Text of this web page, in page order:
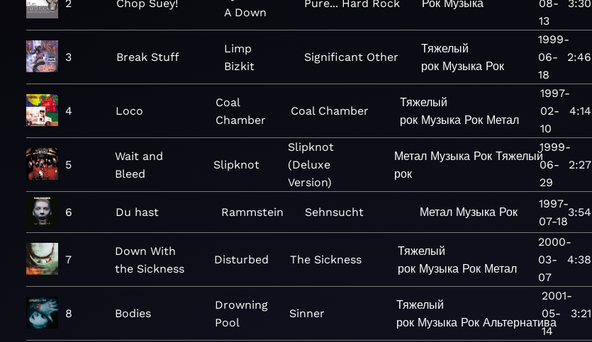
2 Chop Suey!
A Down
Pure... Hard Rock Рок Музыка
08-
13
3:30
3 Break Stuff
Limp
Bizkit
Significant Other
Тяжелый
рок Музыка Рок
1999-
06-
18
2:46
4 Loco
Coal
Chamber
Coal Chamber
Тяжелый
рок Музыка Рок Метал
1997-
02-
10
4:14
5
Wait and
Bleed
Slipknot
Slipknot
(Deluxe
Version)
Метал Музыка Рок Тяжелый
рок
1999-
06-
29
2:27
6 Du hast Rammstein Sehnsucht Метал Музыка Рок
1997-
07-18
3:54
7
Down With
the Sickness
Disturbed The Sickness
Тяжелый
рок Музыка Рок Метал
2000-
03-
07
4:38
8 Bodies
Drowning
Pool
Sinner
Тяжелый
рок Музыка Рок Альтернатива
2001-
05-
14
3:21